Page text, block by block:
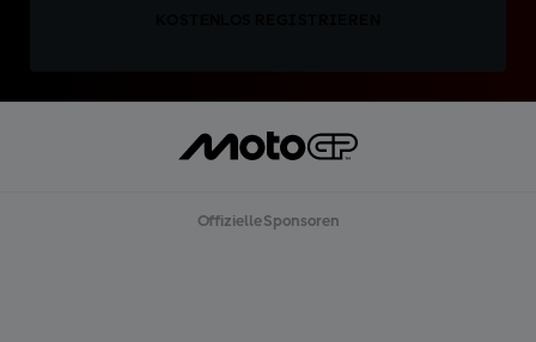
Offizielle Sponsoren